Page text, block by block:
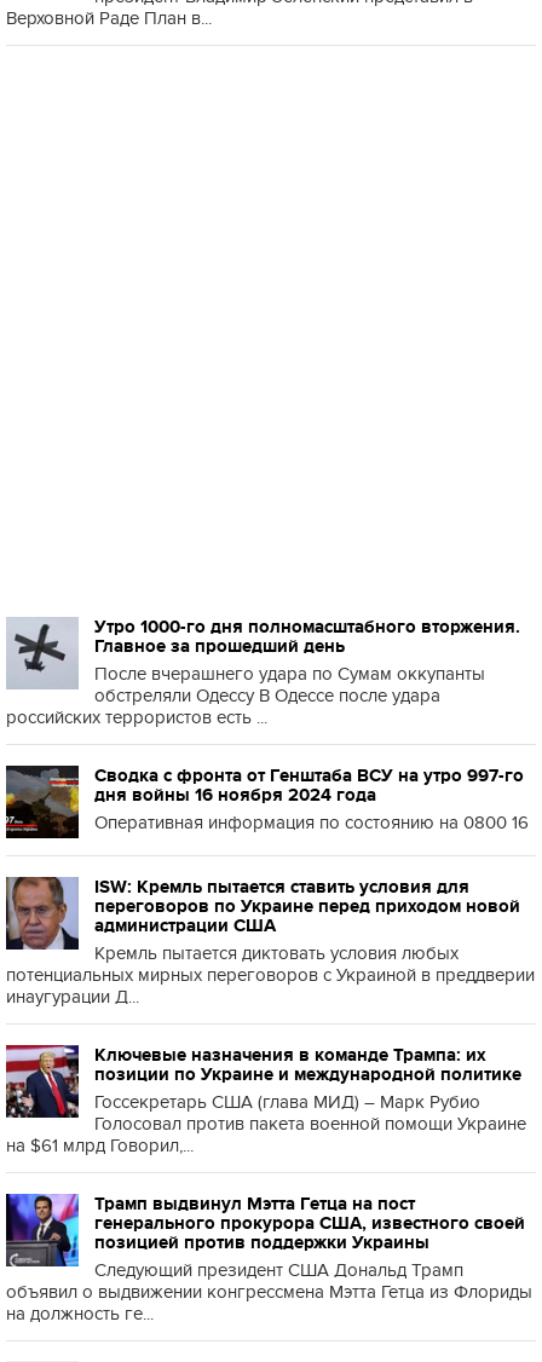
Верховной Раде План в...
Утро 1000-го дня полномасштабного вторжения.
Главное за прошедший день
После вчерашнего удара по Сумам оккупанты
обстреляли Одессу В Одессе после удара
российских террористов есть ...
Сводка с фронта от Генштаба ВСУ на утро 997-го
дня войны 16 ноября 2024 года
Оперативная информация по состоянию на 0800 16
ISW: Кремль пытается ставить условия для
переговоров по Украине перед приходом новой
администрации США
Кремль пытается диктовать условия любых
потенциальных мирных переговоров с Украиной в преддверии
инаугурации Д...
Ключевые назначения в команде Трампа: их
позиции по Украине и международной политике
Госсекретарь США (глава МИД) – Марк Рубио
Голосовал против пакета военной помощи Украине
на $61 млрд Говорил,...
Трамп выдвинул Мэтта Гетца на пост
генерального прокурора США, известного своей
позицией против поддержки Украины
Следующий президент США Дональд Трамп
объявил о выдвижении конгрессмена Мэтта Гетца из Флориды
на должность ге...